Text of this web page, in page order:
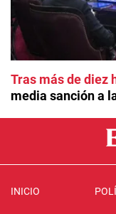
Tras más de diez
media sanción a
INICIO